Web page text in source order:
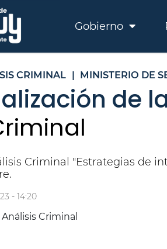
Gobierno
CRIMINAL | MINISTERIO DE
de
Criminal "Estrategias de
- 14:20